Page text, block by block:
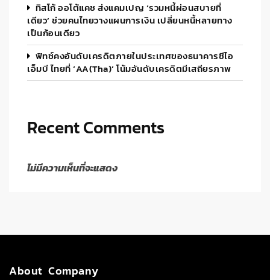
ทิสโก้ ออโต้แคช ส่งแคมเปญ ‘รวมหนี้ผ่อนสบายที่
เดียว’ ช่วยคนไทยวางแผนการเงิน เปลี่ยนหนี้หลายทาง
เป็นก้อนเดียว
ฟิทช์คงอันดับเครดิตภายในประเทศของธนาคารซีไอ
เอ็มบี ไทยที่ ‘AA(tha)’ โน้มอันดับเครดิตมีเสถียรภาพ
Recent Comments
ไม่มีความเห็นที่จะแสดง
About Company